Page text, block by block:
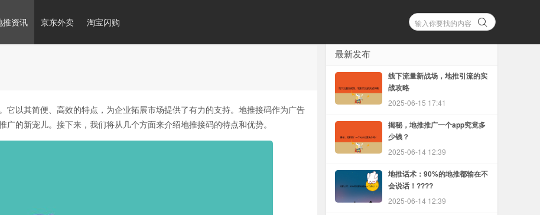
推资讯 京东外卖 淘宝闪购
它以其简便、高效的特点，为企业拓展市场提供了有力的支持。地推接码作为广告
的新宠儿。接下来，我们将从几个方面来介绍地推接码的特点和优势。
最新发布
线下流量新战场，地推引流的实
战攻略
2025-06-15 17:41
揭秘，地推推广一个app究竟多
少钱？
2025-06-14 12:39
地推话术：90%的地推都输在不
会说话！????
2025-06-14 12:39